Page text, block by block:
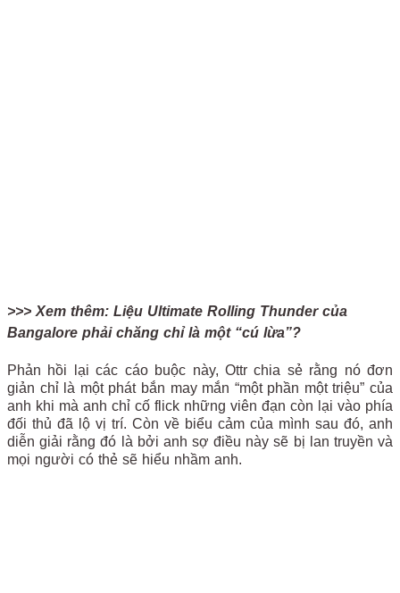
>>> Xem thêm: Liệu Ultimate Rolling Thunder của
Bangalore phải chăng chỉ là một “cú lừa”?
Phản hồi lại các cáo buộc này, Ottr chia sẻ rằng nó đơn
giản chỉ là một phát bắn may mắn “một phần một triệu” của
anh khi mà anh chỉ cố flick những viên đạn còn lại vào phía
đối thủ đã lộ vị trí. Còn về biểu cảm của mình sau đó, anh
diễn giải rằng đó là bởi anh sợ điều này sẽ bị lan truyền và
mọi người có thẻ sẽ hiểu nhầm anh.